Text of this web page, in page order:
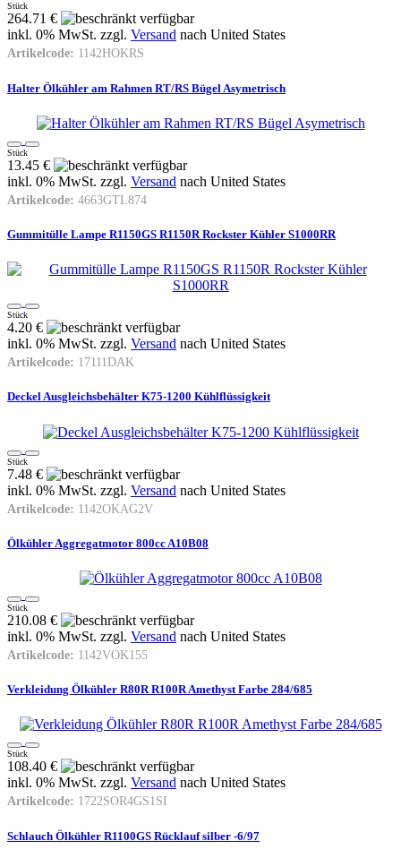
Stück
264.71 €
inkl. 0% MwSt. zzgl. Versand nach United States
Artikelcode: 1142HOKRS
Halter Ölkühler am Rahmen RT/RS Bügel Asymetrisch
Stück
13.45 €
inkl. 0% MwSt. zzgl. Versand nach United States
Artikelcode: 4663GTL874
Gummitülle Lampe R1150GS R1150R Rockster Kühler S1000RR
Stück
4.20 €
inkl. 0% MwSt. zzgl. Versand nach United States
Artikelcode: 17111DAK
Deckel Ausgleichsbehälter K75-1200 Kühlflüssigkeit
Stück
7.48 €
inkl. 0% MwSt. zzgl. Versand nach United States
Artikelcode: 1142OKAG2V
Ölkühler Aggregatmotor 800cc A10B08
Stück
210.08 €
inkl. 0% MwSt. zzgl. Versand nach United States
Artikelcode: 1142VOK155
Verkleidung Ölkühler R80R R100R Amethyst Farbe 284/685
Stück
108.40 €
inkl. 0% MwSt. zzgl. Versand nach United States
Artikelcode: 1722SOR4GS1SI
Schlauch Ölkühler R1100GS Rücklauf silber -6/97